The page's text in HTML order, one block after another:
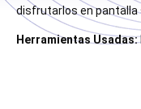
disfrutarlos en pantalla
Herramientas Usadas: